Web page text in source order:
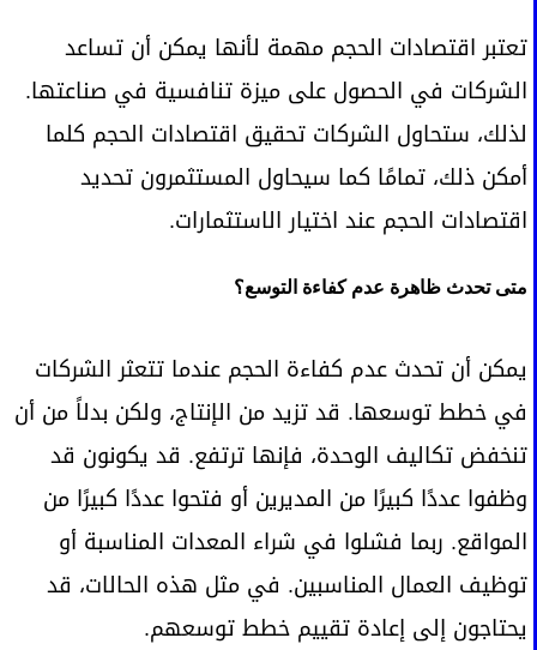
تعتبر اقتصادات الحجم مهمة لأنها يمكن أن تساعد
الشركات في الحصول على ميزة تنافسية في صناعتها.
لذلك، ستحاول الشركات تحقيق اقتصادات الحجم كلما
أمكن ذلك، تمامًا كما سيحاول المستثمرون تحديد
اقتصادات الحجم عند اختيار الاستثمارات.
متى تحدث ظاهرة عدم كفاءة التوسع؟
يمكن أن تحدث عدم كفاءة الحجم عندما تتعثر الشركات
في خطط توسعها. قد تزيد من الإنتاج، ولكن بدلاً من أن
تنخفض تكاليف الوحدة، فإنها ترتفع. قد يكونون قد
وظفوا عددًا كبيرًا من المديرين أو فتحوا عددًا كبيرًا من
المواقع. ربما فشلوا في شراء المعدات المناسبة أو
توظيف العمال المناسبين. في مثل هذه الحالات، قد
يحتاجون إلى إعادة تقييم خطط توسعهم.